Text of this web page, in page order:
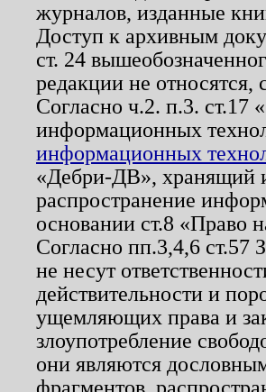
журналов, изданные
Доступ к архивным
ст. 24
редакции не относятся,
Согласно ч.2. п.3. ст.17
информационных
информационных
«Дебри-ДВ», хранящий
распространение
основании ст.8 «Право
Согласно пп.3,4,6
не несут
действительности и
ущемляющих права и
злоупотребление
они являются
фрагментов,